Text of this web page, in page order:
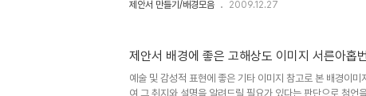
(_ _) 내용은 그리 길지 않습니다. ^^ 이미지 출처:
기 hisastro's PT템플릿 링크 썸네일 모음 ▣ ☆ ▣ 제안서
제안서 만들기/배경모음 2009.12.27
제안서 배경에 좋은 고해상도 이미지 서른아홉
예술 및 감성적 표현에 좋은 기타 이미지 참고로 본 배경이미
여 그 취지와 설명을 알려드릴 필요가 있다는 판단으로 첨언